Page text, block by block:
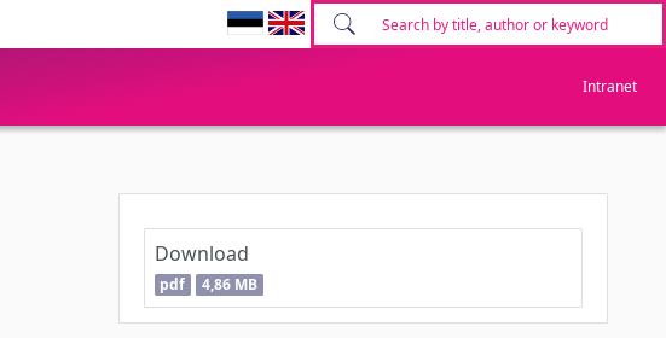
Intranet
Download
pdf 4,86 MB